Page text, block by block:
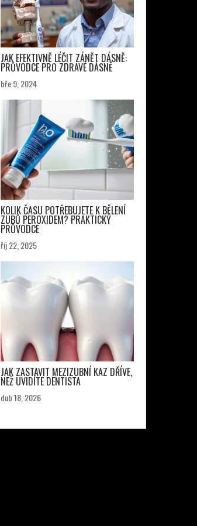
JAK EFEKTIVNĚ LÉČIT ZÁNĚT DÁSNĚ:
PRŮVODCE PRO ZDRAVÉ DÁSNĚ
bře 9, 2024
KOLIK ČASU POTŘEBUJETE K BĚLENÍ
ZUBŮ PEROXIDEM? PRAKTICKÝ
PRŮVODCE
říj 22, 2025
JAK ZASTAVIT MEZIZUBNÍ KAZ DŘÍVE,
NEŽ UVIDÍTE DENTISTA
dub 18, 2026